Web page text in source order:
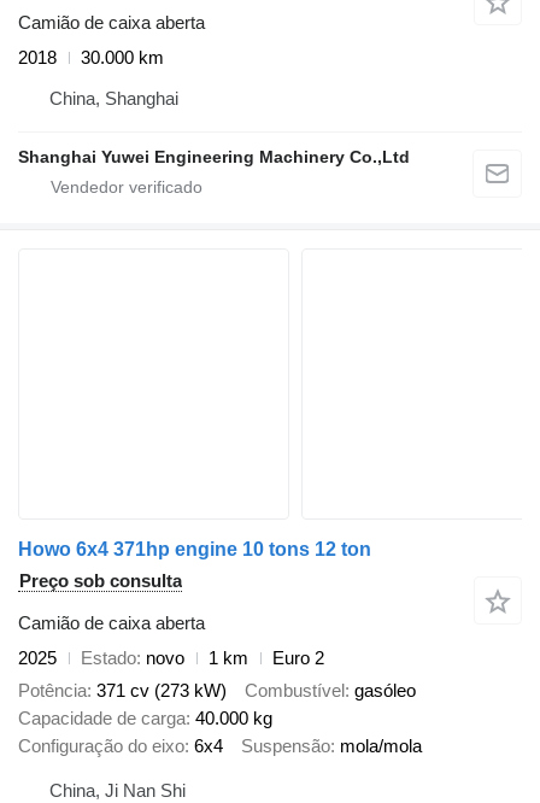
Camião de caixa aberta
2018
30.000 km
China, Shanghai
Shanghai Yuwei Engineering Machinery Co.,Ltd
Howo 6x4 371hp engine 10 tons 12 ton
Preço sob consulta
Camião de caixa aberta
2025
Estado novo 1 km
Euro 2
Potência 371 cv (273 kW) Combustível gasóleo
Capacidade de carga 40.000 kg
Configuração do eixo 6x4 Suspensão mola/mola
China, Ji Nan Shi